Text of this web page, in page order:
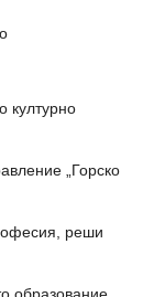
културно
„Горско
реши